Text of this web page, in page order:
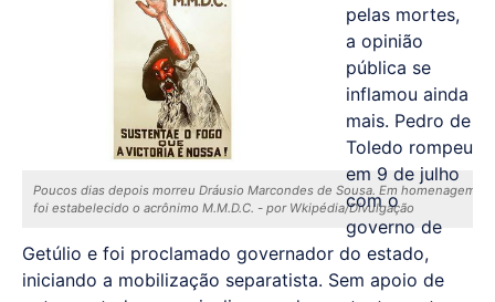
Poucos dias depois morreu Dráusio Marcondes de Sousa. Em homenagem a
foi estabelecido o acrônimo M.M.D.C. - por Wkipédia/Divulgação
pelas mortes,
a opinião
pública se
inflamou ainda
mais. Pedro de
Toledo rompeu
em 9 de julho
com o
governo de
Getúlio e foi proclamado governador do estado,
iniciando a mobilização separatista. Sem apoio de